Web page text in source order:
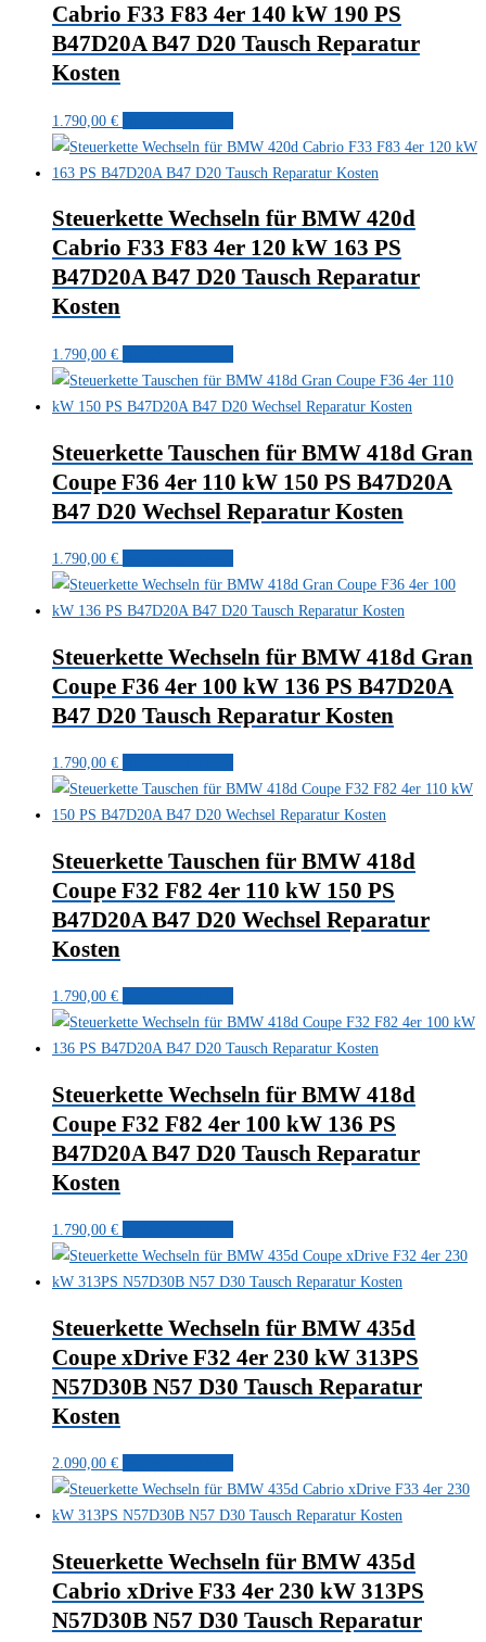
Cabrio F33 F83 4er 140 kW 190 PS
B47D20A B47 D20 Tausch Reparatur
Kosten
1.790,00 €
Steuerkette Wechseln für BMW 420d
Cabrio F33 F83 4er 120 kW 163 PS
B47D20A B47 D20 Tausch Reparatur
Kosten
1.790,00 €
Steuerkette Tauschen für BMW 418d Gran
Coupe F36 4er 110 kW 150 PS B47D20A
B47 D20 Wechsel Reparatur Kosten
1.790,00 €
Steuerkette Wechseln für BMW 418d Gran
Coupe F36 4er 100 kW 136 PS B47D20A
B47 D20 Tausch Reparatur Kosten
1.790,00 €
Steuerkette Tauschen für BMW 418d
Coupe F32 F82 4er 110 kW 150 PS
B47D20A B47 D20 Wechsel Reparatur
Kosten
1.790,00 €
Steuerkette Wechseln für BMW 418d
Coupe F32 F82 4er 100 kW 136 PS
B47D20A B47 D20 Tausch Reparatur
Kosten
1.790,00 €
Steuerkette Wechseln für BMW 435d
Coupe xDrive F32 4er 230 kW 313PS
N57D30B N57 D30 Tausch Reparatur
Kosten
2.090,00 €
Steuerkette Wechseln für BMW 435d
Cabrio xDrive F33 4er 230 kW 313PS
N57D30B N57 D30 Tausch Reparatur